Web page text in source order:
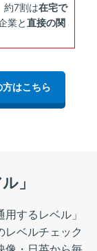
約7割は在宅で
業と直接の関
はこちら
」
するレベル」
レベルチェック